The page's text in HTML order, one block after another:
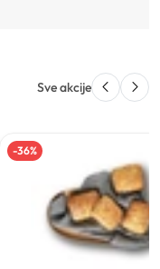
Sve akcije
-36%